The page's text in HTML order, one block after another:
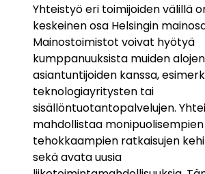
Yhteistyö eri toimijoiden välillä
keskeinen osa Helsingin
Mainostoimistot voivat hyötyä
kumppanuuksista muiden alojen
asiantuntijoiden kanssa,
teknologiayritysten tai
sisällöntuotantopalvelujen.
mahdollistaa
tehokkaampien ratkaisujen
sekä avata uusia